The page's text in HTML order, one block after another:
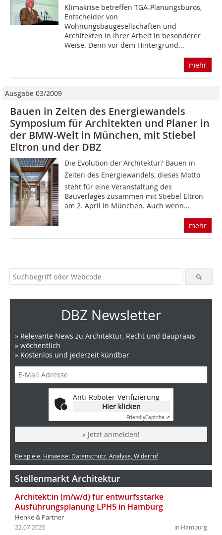
Klimakrise betreffen TGA-Planungsbüros,
Entscheider von
Wohnungsbaugesellschaften und
Architekten in ihrer Arbeit in besonderer
Weise. Denn vor dem Hintergrund...
mehr
Ausgabe 03/2009
Bauen in Zeiten des Energiewandels
Symposium für Architekten und Planer in
der BMW-Welt in München, mit Stiebel
Eltron und der DBZ
Die Evolution der Architektur? Bauen in
Zeiten des Energiewandels, dieses Motto
steht für eine Veranstaltung des
Bauverlages zusammen mit Stiebel Eltron
am 2. April in München. Auch wenn...
mehr
DBZ Newsletter
» Relevante News zu Architektur, Recht und Baupraxis
» wöchentlich
» Kostenlos und jederzeit kündbar
Anti-Roboter-Verifizierung
Hier klicken
FriendlyCaptcha ⇗
» Jetzt anmelden!
Beispiele, Hinweise: Datenschutz, Analyse, Widerruf
Stellenmarkt Architektur
Architekt:in (m/w/d) für entwurfsstarke
Ausführungsplanung LPH5 in Hamburg
Henke & Partner
in Hamburg
22.07.2026